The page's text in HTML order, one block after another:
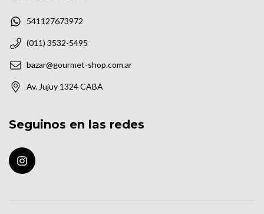
541127673972
(011) 3532-5495
bazar@gourmet-shop.com.ar
Av. Jujuy 1324 CABA
Seguinos en las redes